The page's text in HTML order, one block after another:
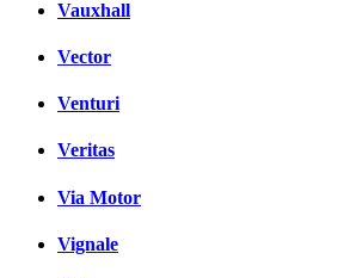
Vauxhall
Vector
Venturi
Veritas
Via Motor
Vignale